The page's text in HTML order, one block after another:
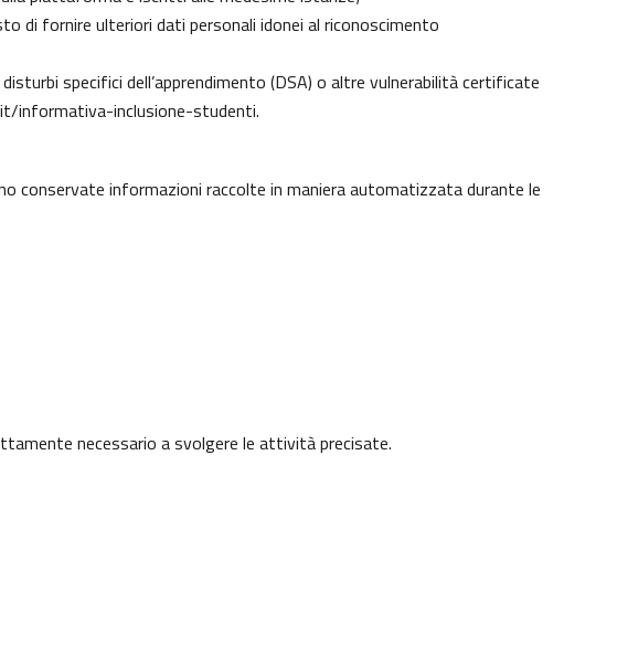
di fornire ulteriori dati personali idonei al riconoscimento
specifici dell’apprendimento (DSA) o altre vulnerabilità certificate
informativa-inclusione-studenti.
conservate informazioni raccolte in maniera automatizzata durante le
necessario a svolgere le attività precisate.